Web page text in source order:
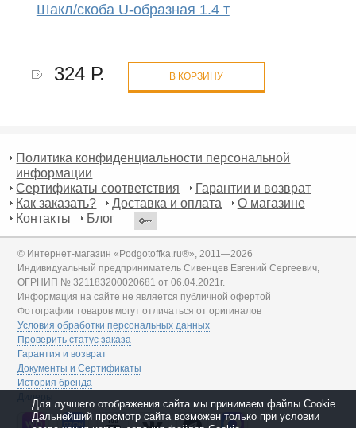
Шакл/скоба U-образная 1.4 т
324 Р. В КОРЗИНУ
Политика конфиденциальности персональной
информации
Сертификаты соответствия
Гарантии и возврат
Как заказать?
Доставка и оплата
О магазине
Контакты
Блог
© Интернет-магазин «Podgotoffka.ru®», 2011—2026
Индивидуальный предприниматель Сивенцев Евгений Сергеевич,
ОГРНИП № 321183200020681 от 06.04.2021г.
Информация на сайте не является публичной офертой
Фотографии товаров могут отличаться от оригиналов
Условия обработки персональных данных
Проверить статус заказа
Гарантия и возврат
Документы и Сертификаты
История бренда
Дилеры
Для лучшего отображения сайта мы принимаем файлы Cookie.
Дальнейший просмотр сайта возможен только при условии